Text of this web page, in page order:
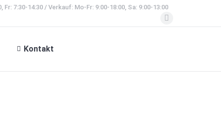
7:30-14:30 / Verkauf: Mo-Fr: 9:00-18:00, Sa: 9:00-13:00
Facebook
new
Kontakt